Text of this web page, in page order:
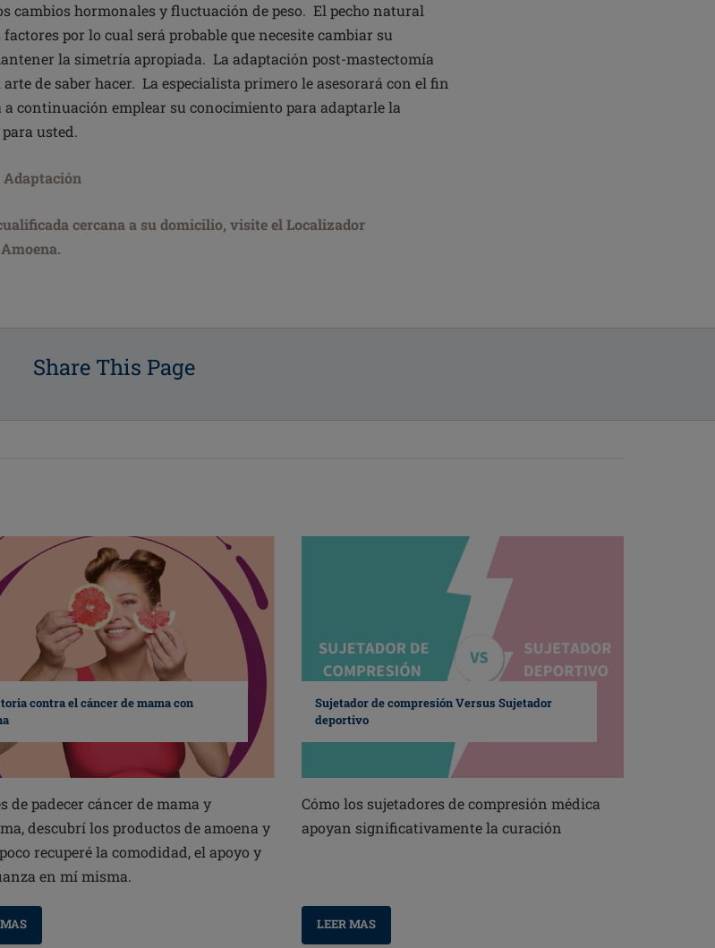
cambios hormonales y fluctuación de peso. El pecho natural
por lo cual será probable que necesite cambiar su
la simetría apropiada. La adaptación post-mastectomía
de saber hacer. La especialista primero le asesorará con el fin
a continuación emplear su conocimiento para adaptarle la
usted.
Adaptación
cercana a su domicilio, visite el Localizador
Share This Page
contra el cáncer de mama con
de padecer cáncer de mama y
descubrí los productos de amoena y
recuperé la comodidad, el apoyo y
en mí misma.
Sujetador de compresión Versus Sujetador
deportivo
Cómo los sujetadores de compresión médica
apoyan significativamente la curación
LEER MAS